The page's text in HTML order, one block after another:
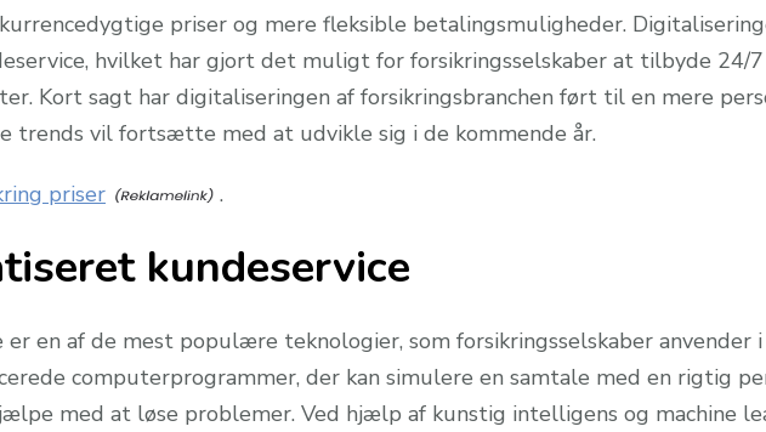
priser og mere fleksible betalingsmuligheder.
hvilket har gjort det muligt for forsikringsselskaber at tilbyde 24/
Kort sagt har digitaliseringen af forsikringsbranchen ført til en mere
trends vil fortsætte med at udvikle sig i de kommende år.
priser .
kundeservice
en af de mest populære teknologier, som forsikringsselskaber anvender
computerprogrammer, der kan simulere en samtale med en rigtig
med at løse problemer. Ved hjælp af kunstig intelligens og machine